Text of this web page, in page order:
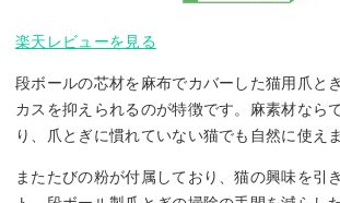
楽天レビューを見る
段ボールの芯材を麻布でカバーした猫用爪と
カスを抑えられるのが特徴です。麻素材なら
り、爪とぎに慣れていない猫でも自然に使えま
またたびの粉が付属しており、猫の興味を引